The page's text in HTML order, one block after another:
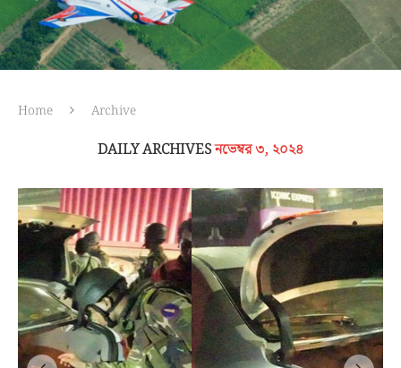
Home Archive
DAILY ARCHIVESনভেম্বর ৩, ২০২৪